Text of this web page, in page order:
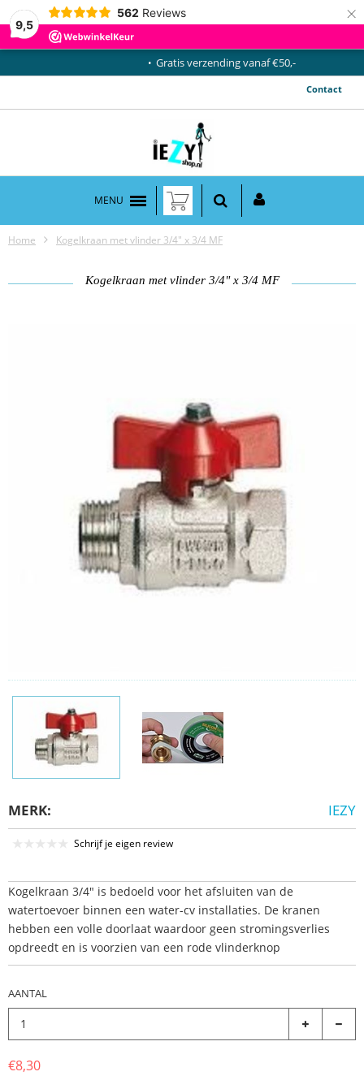
9,5
562 Reviews ×
Gratis verzending vanaf €50,-
Contact
MENU
Home Kogelkraan met vlinder 3/4" x 3/4 MF
Kogelkraan met vlinder 3/4" x 3/4 MF
MERK: IEZY
Schrijf je eigen review
Kogelkraan 3/4" is bedoeld voor het afsluiten van de
watertoevoer binnen een water-cv installaties. De kranen
hebben een volle doorlaat waardoor geen stromingsverlies
opdreedt en is voorzien van een rode vlinderknop
AANTAL
€8,30